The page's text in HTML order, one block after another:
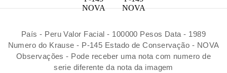
País - Peru Valor Facial - 100000 Pesos Data - 1989
Numero do Krause - P-145 Estado de Conservação - NOVA
Observações - Pode receber uma nota com numero de
serie diferente da nota da imagem